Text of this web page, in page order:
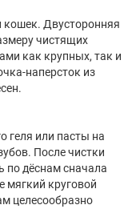
кошек. Двусторонняя
чистящих
как крупных, так и
наперсток из
геля или пасты на
После чистки
по дёснам сначала
мягкий круговой
целесообразно